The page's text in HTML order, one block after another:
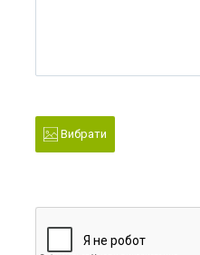
Вибрати